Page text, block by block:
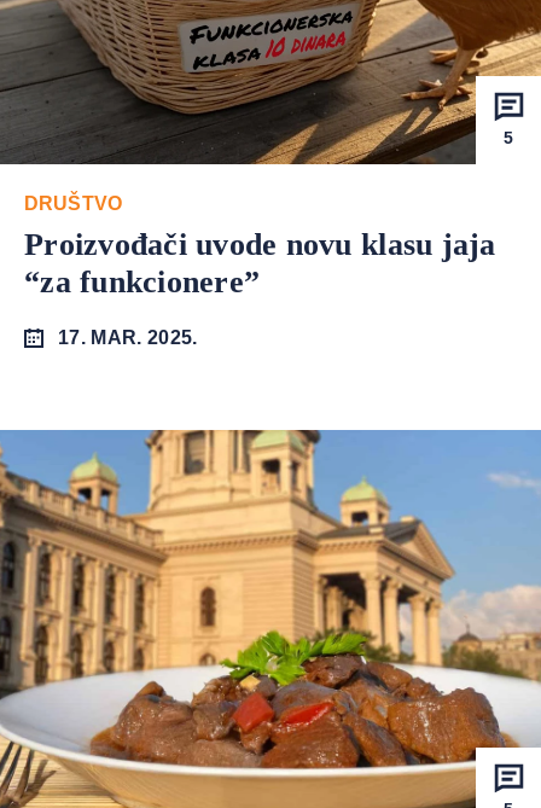
5
DRUŠTVO
Proizvođači uvode novu klasu jaja
“za funkcionere”
17. MAR. 2025.